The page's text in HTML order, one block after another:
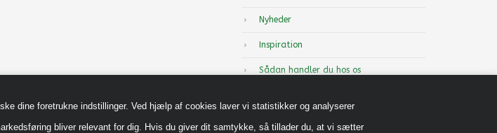
dine foretrukne indstillinger. Ved hjælp af cookies laver vi statistikker og analyserer
bliver relevant for dig. Hvis du giver dit samtykke, så tillader du, at vi sætter
Nyheder
Inspiration
Sådan handler du hos os
Cookiepolitik